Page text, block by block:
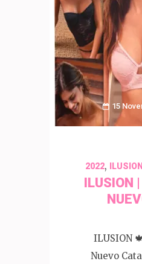
15
2022, ILUSION
ILUSION
ILUSION
Nuevo